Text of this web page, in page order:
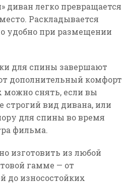
диван легко превращается
Раскладывается
удобно при размещении
для спины завершают
дополнительный комфорт
можно снять, если вы
строгий вид дивана, или
для спины во время
фильма.
изготовить из любой
гамме — от
до износостойких